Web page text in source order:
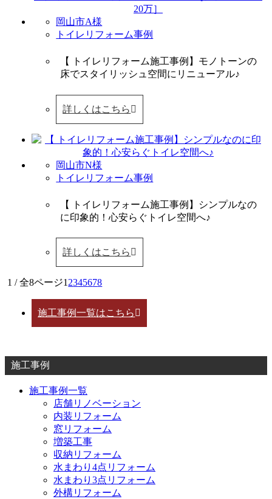
岡山市A様
トイレリフォーム事例
【 トイレリフォーム施工事例】モノトーンの
床でスタイリッシュ空間にリニューアル♪
詳しくはこちら
岡山市N様
トイレリフォーム事例
【 トイレリフォーム施工事例】シンプルなの
に印象的！心安らぐトイレ空間へ♪
詳しくはこちら
1 / 全8ページ12345678
施工事例一覧はこちら
施工事例
施工事例一覧
店舗リノベーション
内装リフォーム
窓リフォーム
増築工事
収納リフォーム
水まわり4点リフォーム
水まわり3点リフォーム
外構リフォーム